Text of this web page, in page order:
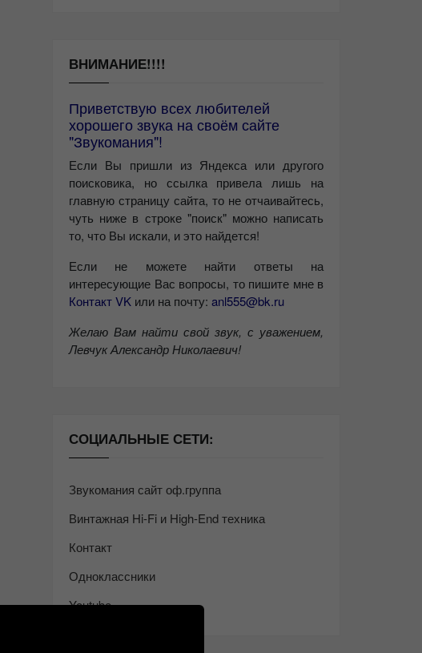
ВНИМАНИЕ!!!!
Приветствую всех любителей
хорошего звука на своём сайте
"Звукомания"!
Если Вы пришли из Яндекса или другого
поисковика, но ссылка привела лишь на
главную страницу сайта, то не отчаивайтесь,
чуть ниже в строке "поиск" можно написать
то, что Вы искали, и это найдется!
Если не можете найти ответы на
интересующие Вас вопросы, то пишите мне в
Контакт VK или на почту: anl555@bk.ru
Желаю Вам найти свой звук, с уважением,
Левчук Александр Николаевич!
СОЦИАЛЬНЫЕ СЕТИ:
Звукомания сайт оф.группа
Винтажная Hi-Fi и High-End техника
Контакт
Одноклассники
Youtube